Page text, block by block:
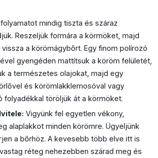
mindig tiszta és száraz
Reszeljük formára a körmöket, majd
a körömágybőrt. Egy finom polírozó
gyengéden mattítsuk a köröm felületét,
a természetes olajokat, majd egy
és körömlakklemosóval vagy
folyadékkal töröljük át a körmöket.
Vigyünk fel egyetlen vékony,
alaplakkot minden körömre. Ügyeljünk
a bőrhöz. A kevesebb több elve itt is
réteg nehezebben szárad meg és